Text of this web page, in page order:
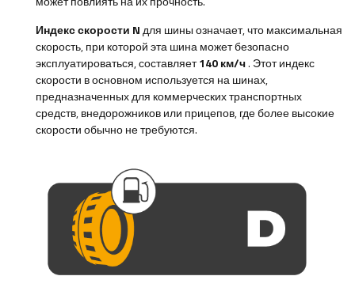
Индекс скорости Nдля шины означает, что максимальная
скорость, при которой эта шина может безопасно
эксплуатироваться, составляет140 км/ч. Этот индекс
скорости в основном используется на шинах,
предназначенных для коммерческих транспортных
средств, внедорожников или прицепов, где более высокие
скорости обычно не требуются.